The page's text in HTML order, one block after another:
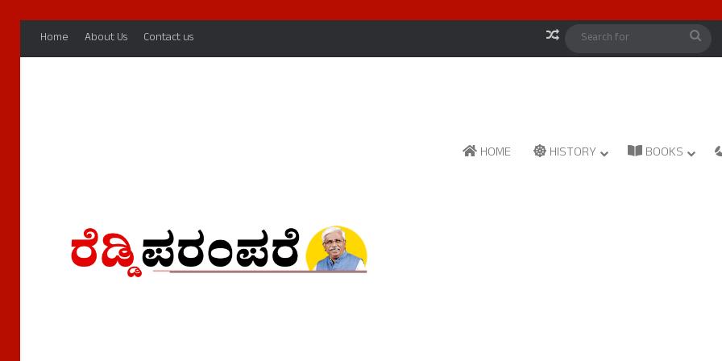
Home About Us Contact us Random Article
HOME HISTORY BOOKS
ರೆಡ್ಡಿ ಜನಾಂಗ